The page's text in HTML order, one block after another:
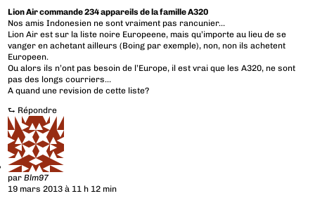
Lion Air commande 234 appareils de la famille A320
Nos amis Indonesien ne sont vraiment pas rancunier…
Lion Air est sur la liste noire Europeene, mais qu’importe au lieu de se
vanger en achetant ailleurs (Boing par exemple), non, non ils achetent
Europeen.
Ou alors ils n’ont pas besoin de l’Europe, il est vrai que les A320, ne sont
pas des longs courriers…
A quand une revision de cette liste?
⮑ Répondre
parBlm97
19 mars 2013 à 11 h 12 min